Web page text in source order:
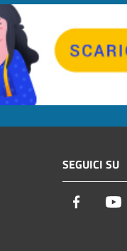
SEGUICI SU
Facebook